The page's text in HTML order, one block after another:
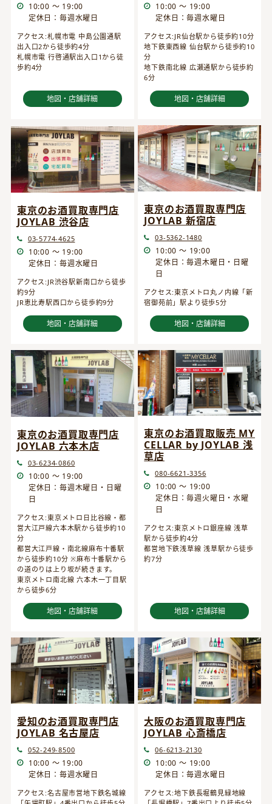
10:00 ～ 19:00
定休日：毎週水曜日
アクセス:札幌市電 中島公園通駅
出入口2から徒歩約4分
札幌市電 行啓通駅出入口1から徒
歩約4分
地図・店舗詳細
10:00 ～ 19:00
定休日：毎週水曜日
アクセス:JR仙台駅から徒歩約10分
地下鉄東西線 仙台駅から徒歩約10
分
地下鉄南北線 広瀬通駅から徒歩約
6分
地図・店舗詳細
東京のお酒買取専門店
JOYLAB 渋谷店
03-5774-4625
10:00 ～ 19:00
定休日：毎週水曜日
アクセス:JR渋谷駅新南口から徒歩
約9分
JR恵比寿駅西口から徒歩約9分
地図・店舗詳細
東京のお酒買取専門店
JOYLAB 新宿店
03-5362-1480
10:00 ～ 19:00
定休日：毎週木曜日・日曜
日
アクセス:東京メトロ丸ノ内線「新
宿御苑前」駅より徒歩5分
地図・店舗詳細
東京のお酒買取専門店
JOYLAB 六本木店
03-6234-0860
10:00 ～ 19:00
定休日：毎週木曜日・日曜
日
アクセス:東京メトロ日比谷線・都
営大江戸線六本木駅から徒歩約10
分
都営大江戸線・南北線麻布十番駅
から徒歩約10分 ※麻布十番駅から
の道のりは上り坂が続きます。
東京メトロ南北線 六本木一丁目駅
から徒歩6分
地図・店舗詳細
東京のお酒買取販売 MY
CELLAR by JOYLAB 浅
草店
080-6621-3356
10:00 ～ 19:00
定休日：毎週火曜日・水曜
日
アクセス:東京メトロ銀座線 浅草
駅から徒歩約4分
都営地下鉄浅草線 浅草駅から徒歩
約7分
地図・店舗詳細
愛知のお酒買取専門店
JOYLAB 名古屋店
052-249-8500
10:00 ～ 19:00
定休日：毎週水曜日
アクセス:名古屋市営地下鉄名城線
大阪のお酒買取専門店
JOYLAB 心斎橋店
06-6213-2130
10:00 ～ 19:00
定休日：毎週水曜日
アクセス:地下鉄長堀鶴見緑地線